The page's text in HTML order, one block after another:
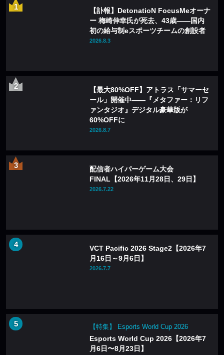
【訃報】DetonatioN FocusMeオーナ
ー 梅崎伸幸氏が死去、43歳——国内
初の給与制eスポーツチームの創設者
2026.8.3
【最大80%OFF】アトラス「サマーセ
ール」開催中——『メタファー：リフ
ァンタジオ』デジタル豪華版が
60%OFFに
2026.8.7
配信者ハイパーゲーム大会
FINAL【2026年11月28日、29日】
2026.7.22
VCT Pacific 2026 Stage2【2026年7
月16日～9月6日】
2026.7.7
【特集】 Esports World Cup 2026
Esports World Cup 2026【2026年7
月6日〜8月23日】